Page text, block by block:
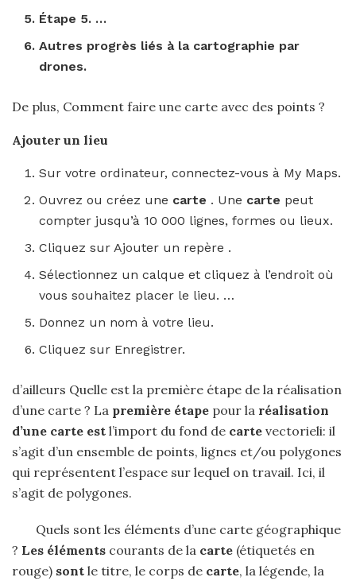
Étape 5. …
Autres progrès liés à la cartographie par
drones.
De plus, Comment faire une carte avec des points ?
Ajouter un lieu
Sur votre ordinateur, connectez-vous à My Maps.
Ouvrez ou créez une carte . Une carte peut
compter jusqu’à 10 000 lignes, formes ou lieux.
Cliquez sur Ajouter un repère .
Sélectionnez un calque et cliquez à l’endroit où
vous souhaitez placer le lieu. …
Donnez un nom à votre lieu.
Cliquez sur Enregistrer.
d’ailleurs Quelle est la première étape de la réalisation
d’une carte ? La première étape pour la réalisation
d’une carte est l’import du fond de carte vectorieli: il
s’agit d’un ensemble de points, lignes et/ou polygones
qui représentent l’espace sur lequel on travail. Ici, il
s’agit de polygones.
Quels sont les éléments d’une carte géographique
? Les éléments courants de la carte (étiquetés en
rouge) sont le titre, le corps de carte, la légende, la